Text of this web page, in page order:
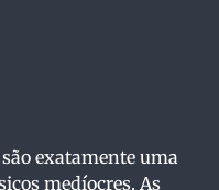
exatamente uma
medíocres. As